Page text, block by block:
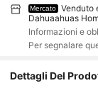
Mercato
Venduto
Dahuaahuas
Informazioni e
Per segnalare
Dettagli Del